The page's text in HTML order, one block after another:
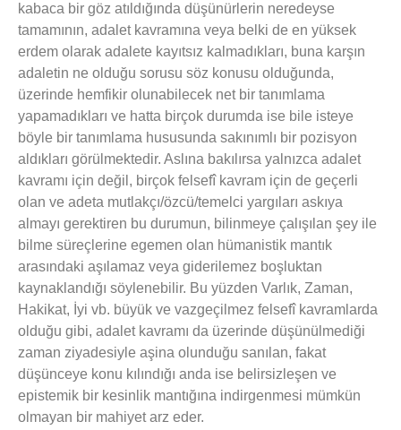
kabaca bir göz atıldığında düşünürlerin neredeyse
tamamının, adalet kavramına veya belki de en yüksek
erdem olarak adalete kayıtsız kalmadıkları, buna karşın
adaletin ne olduğu sorusu söz konusu olduğunda,
üzerinde hemfikir olunabilecek net bir tanımlama
yapamadıkları ve hatta birçok durumda ise bile isteye
böyle bir tanımlama hususunda sakınımlı bir pozisyon
aldıkları görülmektedir. Aslına bakılırsa yalnızca adalet
kavramı için değil, birçok felsefî kavram için de geçerli
olan ve adeta mutlakçı/özcü/temelci yargıları askıya
almayı gerektiren bu durumun, bilinmeye çalışılan şey ile
bilme süreçlerine egemen olan hümanistik mantık
arasındaki aşılamaz veya giderilemez boşluktan
kaynaklandığı söylenebilir. Bu yüzden Varlık, Zaman,
Hakikat, İyi vb. büyük ve vazgeçilmez felsefî kavramlarda
olduğu gibi, adalet kavramı da üzerinde düşünülmediği
zaman ziyadesiyle aşina olunduğu sanılan, fakat
düşünceye konu kılındığı anda ise belirsizleşen ve
epistemik bir kesinlik mantığına indirgenmesi mümkün
olmayan bir mahiyet arz eder.